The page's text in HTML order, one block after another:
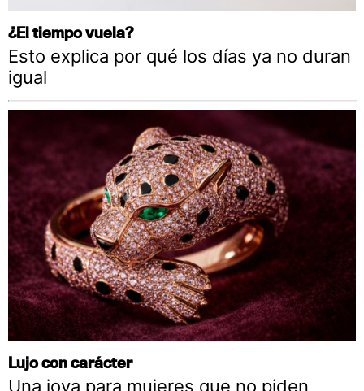
¿El tiempo vuela?
Esto explica por qué los días ya no duran
igual
Lujo con carácter
Una joya para mujeres que no piden